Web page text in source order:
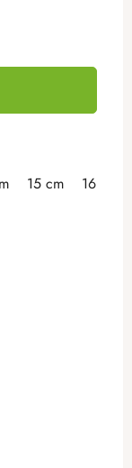
15 cm 16 cm